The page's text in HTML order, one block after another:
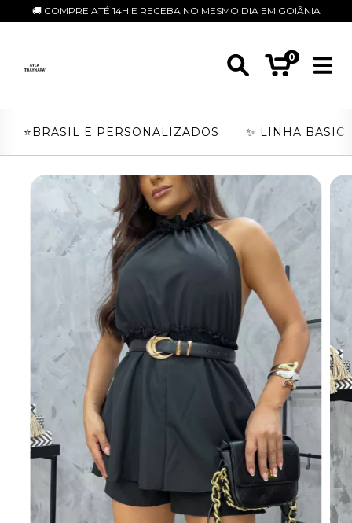
🚚 COMPRE ATÉ 14H E RECEBA NO MESMO DIA EM GOIÂNIA
0
⭐️BRASIL E PERSONALIZADOS ✨ LINHA BASIC